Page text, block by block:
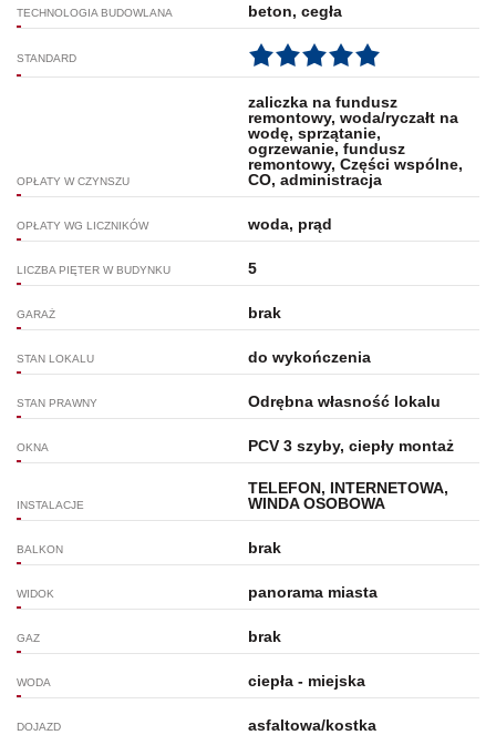
TECHNOLOGIA BUDOWLANA beton, cegła
STANDARD
OPŁATY W CZYNSZU
zaliczka na fundusz
remontowy, woda/ryczałt na
wodę, sprzątanie,
ogrzewanie, fundusz
remontowy, Części wspólne,
CO, administracja
OPŁATY WG LICZNIKÓW woda, prąd
LICZBA PIĘTER W BUDYNKU 5
GARAŻ brak
STAN LOKALU do wykończenia
STAN PRAWNY Odrębna własność lokalu
OKNA PCV 3 szyby, ciepły montaż
INSTALACJE
TELEFON, INTERNETOWA,
WINDA OSOBOWA
BALKON brak
WIDOK panorama miasta
GAZ brak
WODA ciepła - miejska
DOJAZD asfaltowa/kostka